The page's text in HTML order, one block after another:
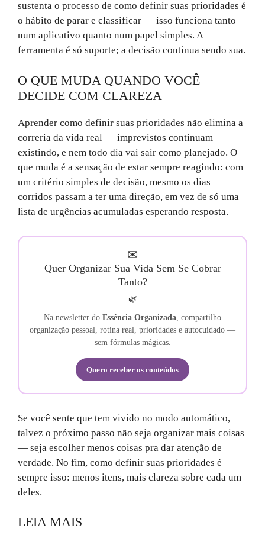
sustenta o processo de como definir suas prioridades é
o hábito de parar e classificar — isso funciona tanto
num aplicativo quanto num papel simples. A
ferramenta é só suporte; a decisão continua sendo sua.
O QUE MUDA QUANDO VOCÊ
DECIDE COM CLAREZA
Aprender como definir suas prioridades não elimina a
correria da vida real — imprevistos continuam
existindo, e nem todo dia vai sair como planejado. O
que muda é a sensação de estar sempre reagindo: com
um critério simples de decisão, mesmo os dias
corridos passam a ter uma direção, em vez de só uma
lista de urgências acumuladas esperando resposta.
✉
Quer Organizar Sua Vida Sem Se Cobrar
Tanto?
🌿
Na newsletter do Essência Organizada , compartilho
organização pessoal, rotina real, prioridades e autocuidado —
sem fórmulas mágicas.
Quero receber os conteúdos
Se você sente que tem vivido no modo automático,
talvez o próximo passo não seja organizar mais coisas
— seja escolher menos coisas pra dar atenção de
verdade. No fim, como definir suas prioridades é
sempre isso: menos itens, mais clareza sobre cada um
deles.
LEIA MAIS